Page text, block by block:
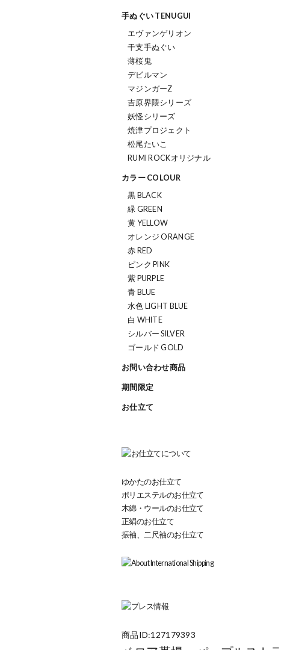
手ぬぐい TENUGUI
エヴァンゲリオン
干支手ぬぐい
薄桜鬼
デビルマン
マジンガーZ
吉原界隈シリーズ
妖怪シリーズ
焼津プロジェクト
松尾たいこ
RUMI ROCKオリジナル
カラー COLOUR
黒 BLACK
緑 GREEN
黄 YELLOW
オレンジ ORANGE
赤 RED
ピンク PINK
紫 PURPLE
青 BLUE
水色 LIGHT BLUE
白 WHITE
シルバー SILVER
ゴールド GOLD
お問い合わせ商品
期間限定
お仕立て
ゆかたのお仕立て
ポリエステルのお仕立て
木綿・ウールのお仕立て
正絹のお仕立て
振袖、二尺袖のお仕立て
商品ID:127179393